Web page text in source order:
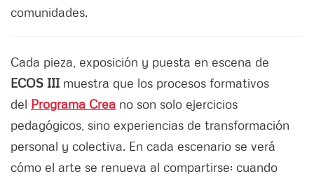
comunidades.
Cada pieza, exposición y puesta en escena de
ECOS III muestra que los procesos formativos
del Programa Crea no son solo ejercicios
pedagógicos, sino experiencias de transformación
personal y colectiva. En cada escenario se verá
cómo el arte se renueva al compartirse: cuando